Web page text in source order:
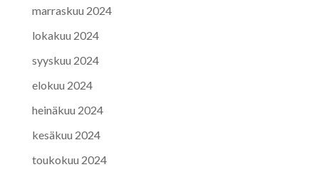
marraskuu 2024
lokakuu 2024
syyskuu 2024
elokuu 2024
heinäkuu 2024
kesäkuu 2024
toukokuu 2024